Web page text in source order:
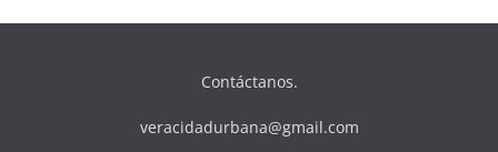
Contáctanos.
veracidadurbana@gmail.com